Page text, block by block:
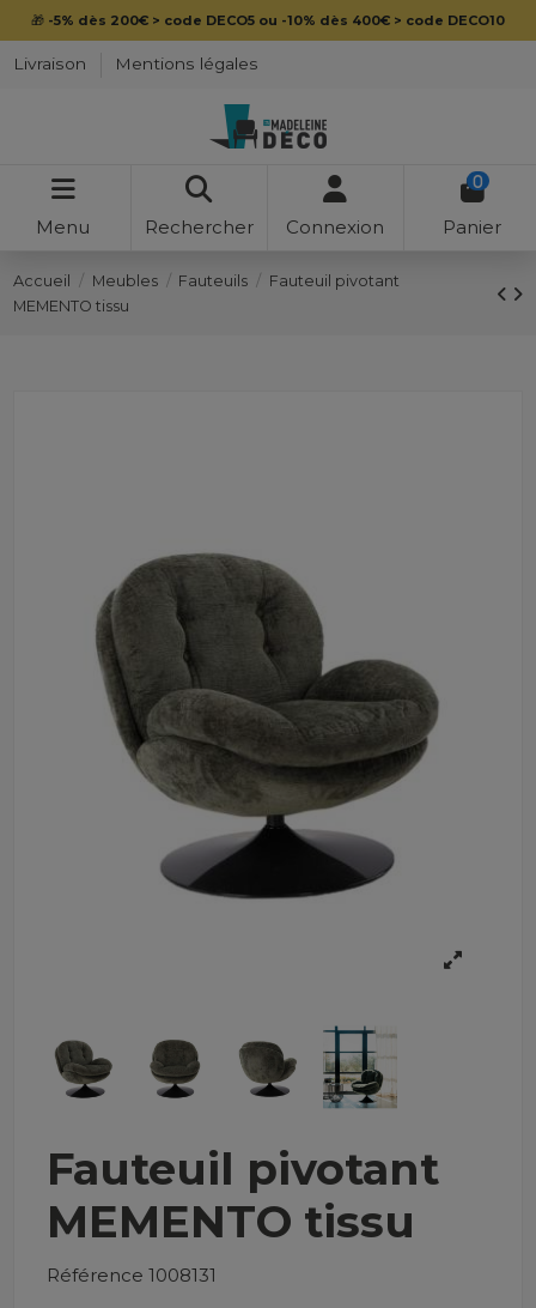
🎁 -5% dès 200€ > code DECO5 ou -10% dès 400€ > code DECO10
Livraison Mentions légales
Menu Rechercher Connexion
0
Panier
Accueil Meubles Fauteuils
Fauteuil pivotant
MEMENTO tissu
Fauteuil pivotant
MEMENTO tissu
Référence 1008131